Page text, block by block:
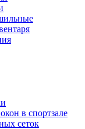
в спортзале
сеток